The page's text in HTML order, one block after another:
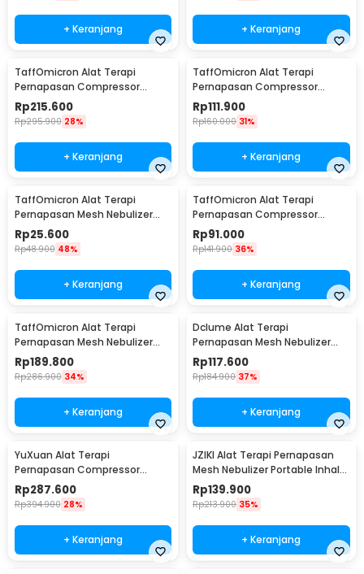
+ Keranjang + Keranjang
TaffOmicron Alat Terapi
Pernapasan Compressor
Nebulizer Inhaler - RAK362
Rp215.600
Rp295.900 28%
+ Keranjang
TaffOmicron Alat Terapi
Pernapasan Compressor
Nebulizer Inhaler - GS-302
Rp111.900
Rp160.000 31%
+ Keranjang
TaffOmicron Alat Terapi
Pernapasan Mesh Nebulizer
Inhaler Atomizer Baterai AA -
JSL-W302
Rp25.600
Rp48.900 48%
+ Keranjang
TaffOmicron Alat Terapi
Pernapasan Compressor
Nebulizer Inhaler - JSL-W310
Rp91.000
Rp141.900 36%
+ Keranjang
TaffOmicron Alat Terapi
Pernapasan Mesh Nebulizer
Inhaler Atomizer - YK-N3AA
Rp189.800
Rp286.900 34%
+ Keranjang
Dclume Alat Terapi
Pernapasan Mesh Nebulizer
Inhaler Atomizer - YM213
Rp117.600
Rp184.900 37%
+ Keranjang
YuXuan Alat Terapi
Pernapasan Compressor
Nebulizer Inhaler Atomizer -
CNB-69021
Rp287.600
Rp394.900 28%
+ Keranjang
JZIKI Alat Terapi Pernapasan
Mesh Nebulizer Portable Inhaler
Atomizer - ZK-Q3
Rp139.900
Rp213.900 35%
+ Keranjang